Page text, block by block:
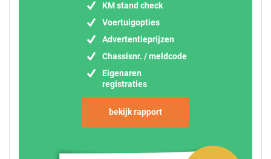
KM stand check
Voertuigopties
Advertentieprijzen
Chassisnr. / meldcode
Eigenaren
registraties
bekijk rapport